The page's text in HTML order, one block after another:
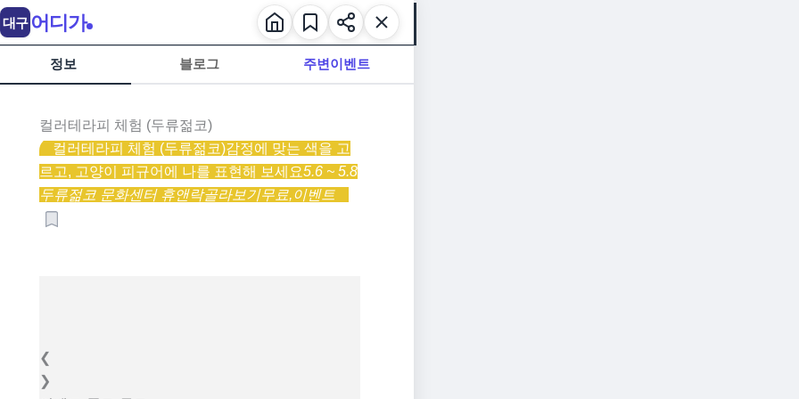
정보 블로그 주변이벤트
컬러테라피 체험 (두류젊코)
컬러테라피 체험 (두류젊코)감정에 맞는 색을 고
르고, 고양이 피규어에 나를 표현해 보세요5.6 ~ 5.8
두류젊코 문화센터 휴앤락골라보기무료,이벤트
❮
❯
대구 어디가